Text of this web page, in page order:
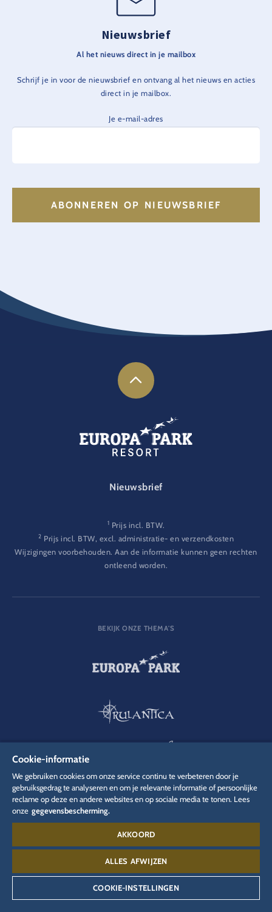
Nieuwsbrief
Al het nieuws direct in je mailbox
Schrijf je in voor de nieuwsbrief en ontvang al het nieuws en acties
direct in je mailbox.
Je e-mail-adres
FOOTER-GATEWAY
Nieuwsbrief
1 Prijs incl. BTW.
2 Prijs incl. BTW, excl. administratie- en verzendkosten
Wijzigingen voorbehouden. Aan de informatie kunnen geen rechten
ontleend worden.
BEKIJK ONZE THEMA'S
Cookie-informatie
We gebruiken cookies om onze service continu te verbeteren door je
gebruiksgedrag te analyseren en om je relevante informatie of persoonlijke
reclame op deze en andere websites en op sociale media te tonen. Lees
onze gegevensbescherming.
AKKOORD
ALLES AFWIJZEN
COOKIE-INSTELLINGEN